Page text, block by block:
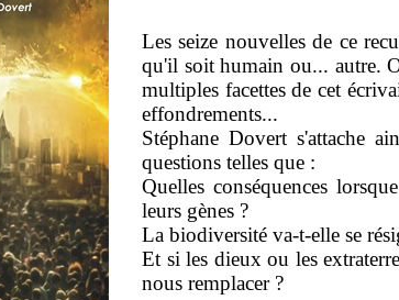
Les seize nouvelles de ce
qu'il soit humain ou... autre.
multiples facettes de cet
effondrements...
Stéphane Dovert s'attache
questions telles que :
Quelles conséquences
leurs gènes ?
La biodiversité va-t-elle se
Et si les dieux ou les
nous remplacer ?